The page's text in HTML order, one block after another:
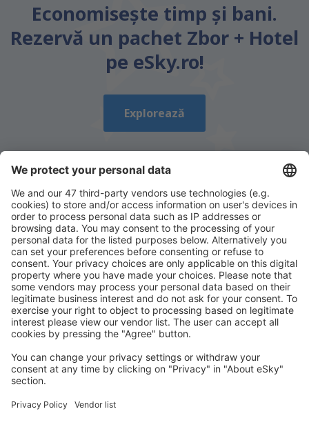
Economiseşte timp și bani.
Rezervă un pachet Zbor + Hotel
pe eSky.ro!
Explorează
Descarcă aplicația noastrăși organizează-ţi
convenabil călătoriile
Planifică-ți călătoria
Bilete de avion